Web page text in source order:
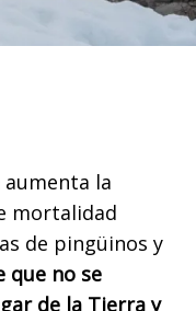
aumenta la
mortalidad
de pingüinos y
que no se
de la Tierra y